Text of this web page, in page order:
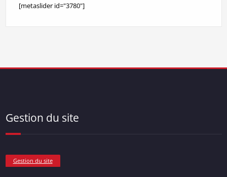
[metaslider id="3780"]
Gestion du site
Gestion du site